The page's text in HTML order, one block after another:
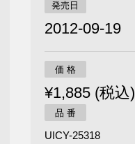
発売日
2012-09-19
価 格
¥1,885 (税込)
品 番
UICY-25318